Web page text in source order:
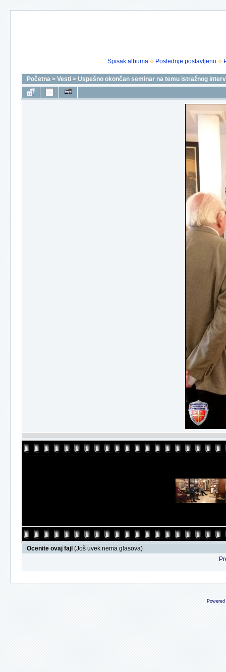
Spisak albuma Poslednje postavljeno
Početna > Vesti > Uspešno okončan seminar na temu istražnog
Ocenite ovaj fajl (Još uvek nema glasova)